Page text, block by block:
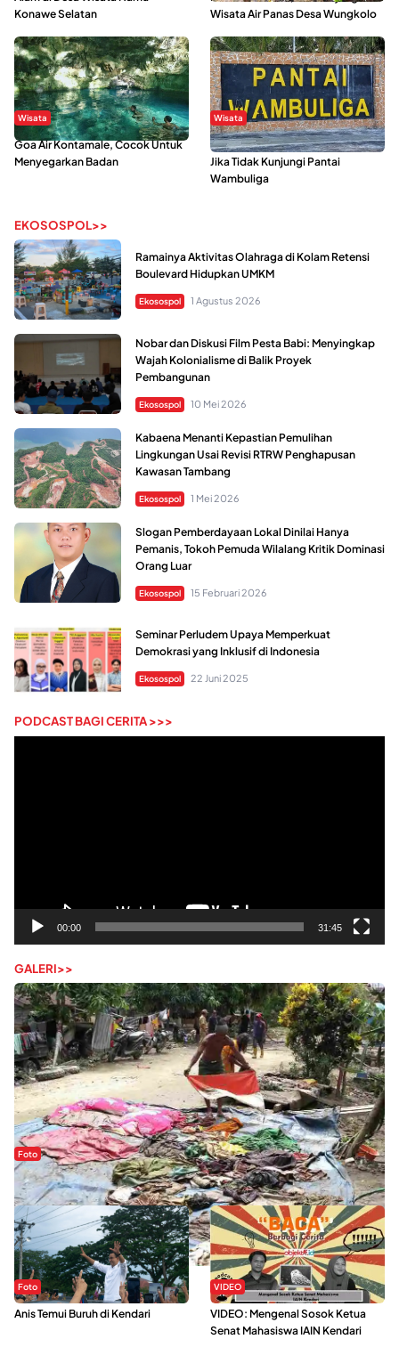
Konawe Selatan
Wisata Air Panas Desa Wungkolo
Wisata
Goa Air Kontamale, Cocok Untuk
Menyegarkan Badan
Wisata
Berkunjung Ke Wakatobi, Nyesal
Jika Tidak Kunjungi Pantai
Wambuliga
EKOSOSPOL>>
Ramainya Aktivitas Olahraga di Kolam Retensi
Boulevard Hidupkan UMKM
Ekosospol 1 Agustus 2026
Nobar dan Diskusi Film Pesta Babi: Menyingkap
Wajah Kolonialisme di Balik Proyek
Pembangunan
Ekosospol 10 Mei 2026
Kabaena Menanti Kepastian Pemulihan
Lingkungan Usai Revisi RTRW Penghapusan
Kawasan Tambang
Ekosospol 1 Mei 2026
Slogan Pemberdayaan Lokal Dinilai Hanya
Pemanis, Tokoh Pemuda Wilalang Kritik Dominasi
Orang Luar
Ekosospol 15 Februari 2026
Seminar Perludem Upaya Memperkuat
Demokrasi yang Inklusif di Indonesia
Ekosospol 22 Juni 2025
PODCAST BAGI CERITA >>>
00:00 31:45
GALERI>>
Foto
Sejak Banjir Bandang, Warga Butuhkan Air Bersih
Foto
Anis Temui Buruh di Kendari
VIDEO
VIDEO: Mengenal Sosok Ketua
Senat Mahasiswa IAIN Kendari